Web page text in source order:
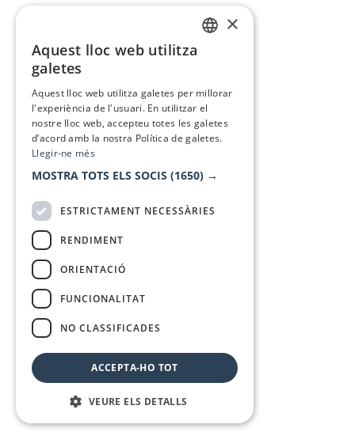
×
Aquest lloc web utilitza
galetes
Aquest lloc web utilitza galetes per millorar
l'experiència de l'usuari. En utilitzar el
nostre lloc web, accepteu totes les galetes
d’acord amb la nostra Política de galetes.
Llegir-ne més
MOSTRA TOTS ELS SOCIS (1650) →
ESTRICTAMENT NECESSÀRIES
RENDIMENT
ORIENTACIÓ
FUNCIONALITAT
NO CLASSIFICADES
ACCEPTA-HO TOT
VEURE ELS DETALLS